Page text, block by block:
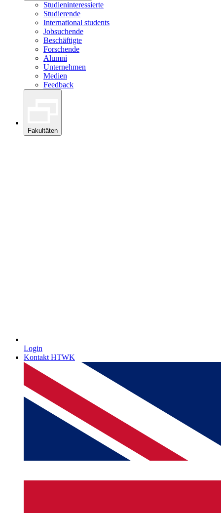
Studieninteressierte
Studierende
International students
Jobsuchende
Beschäftigte
Forschende
Alumni
Unternehmen
Medien
Feedback
Fakultäten
Login
Kontakt HTWK